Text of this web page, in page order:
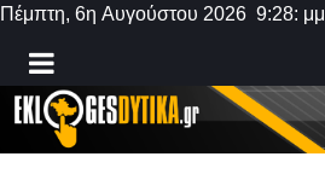
Πέμπτη, 6η Αυγούστου 2026 9:28: μμ